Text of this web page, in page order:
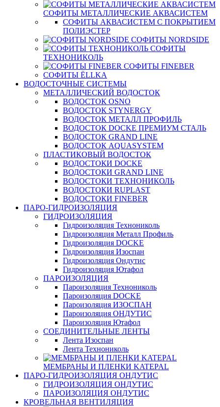
СОФИТЫ МЕТАЛЛИЧЕСКИЕ АКВАСИСТЕМ
СОФИТЫ АКВАСИСТЕМ С ПОКРЫТИЕМ
ПОЛИЭСТЕР
СОФИТЫ NORDSIDE
СОФИТЫ
ТЕХНОНИКОЛЬ
СОФИТЫ FINEBER
СОФИТЫ ЁLLKA
ВОДОСТОЧНЫЕ СИСТЕМЫ
МЕТАЛЛИЧЕСКИЙ ВОДОСТОК
ВОДОСТОК OSNO
ВОДОСТОК STYNERGY
ВОДОСТОК МЕТАЛЛ ПРОФИЛЬ
ВОДОСТОК DOCKE ПРЕМИУМ СТАЛЬ
ВОДОСТОК GRAND LINE
ВОДОСТОК AQUASYSTEM
ПЛАСТИКОВЫЙ ВОДОСТОК
ВОДОСТОКИ DOCKE
ВОДОСТОКИ GRAND LINE
ВОДОСТОКИ ТЕХНОНИКОЛЬ
ВОДОСТОКИ RUPLAST
ВОДОСТОКИ FINEBER
ПАРО-ГИДРОИЗОЛЯЦИЯ
ГИДРОИЗОЛЯЦИЯ
Гидроизоляция Технониколь
Гидроизоляция Металл Профиль
Гидроизоляция DOCKE
Гидроизоляция Изоспан
Гидроизоляция Ондутис
Гидроизоляция Ютафол
ПАРОИЗОЛЯЦИЯ
Пароизоляция Технониколь
Пароизоляция DOCKE
Пароизоляция ИЗОСПАН
Пароизоляция ОНДУТИС
Пароизоляция Ютафол
СОЕДИНИТЕЛЬНЫЕ ЛЕНТЫ
Лента Изоспан
Лента Технониколь
МЕМБРАНЫ И ПЛЕНКИ KATEPAL
ПАРО-ГИДРОИЗОЛЯЦИЯ ОНДУТИС
ГИДРОИЗОЛЯЦИЯ ОНДУТИС
ПАРОИЗОЛЯЦИЯ ОНДУТИС
КРОВЕЛЬНАЯ ВЕНТИЛЯЦИЯ